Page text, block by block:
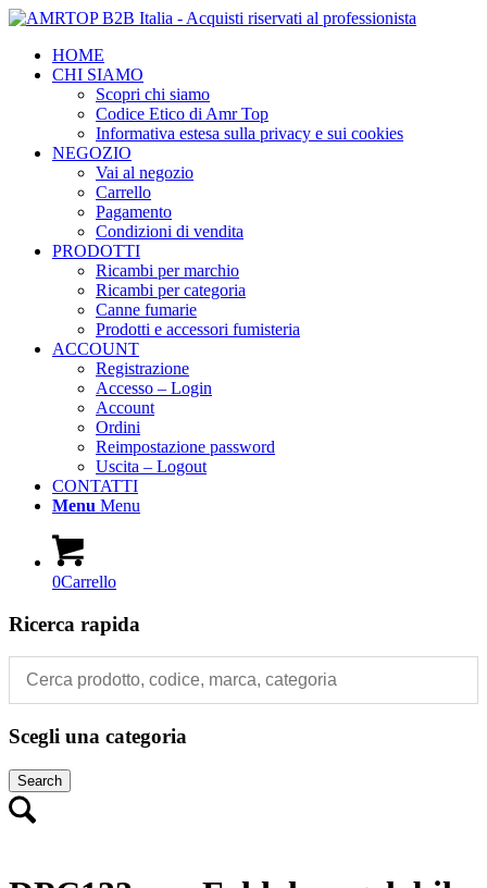
HOME
CHI SIAMO
Scopri chi siamo
Codice Etico di Amr Top
Informativa estesa sulla privacy e sui cookies
NEGOZIO
Vai al negozio
Carrello
Pagamento
Condizioni di vendita
PRODOTTI
Ricambi per marchio
Ricambi per categoria
Canne fumarie
Prodotti e accessori fumisteria
ACCOUNT
Registrazione
Accesso – Login
Account
Ordini
Reimpostazione password
Uscita – Logout
CONTATTI
Menu Menu
0Carrello
Ricerca rapida
Scegli una categoria
Search